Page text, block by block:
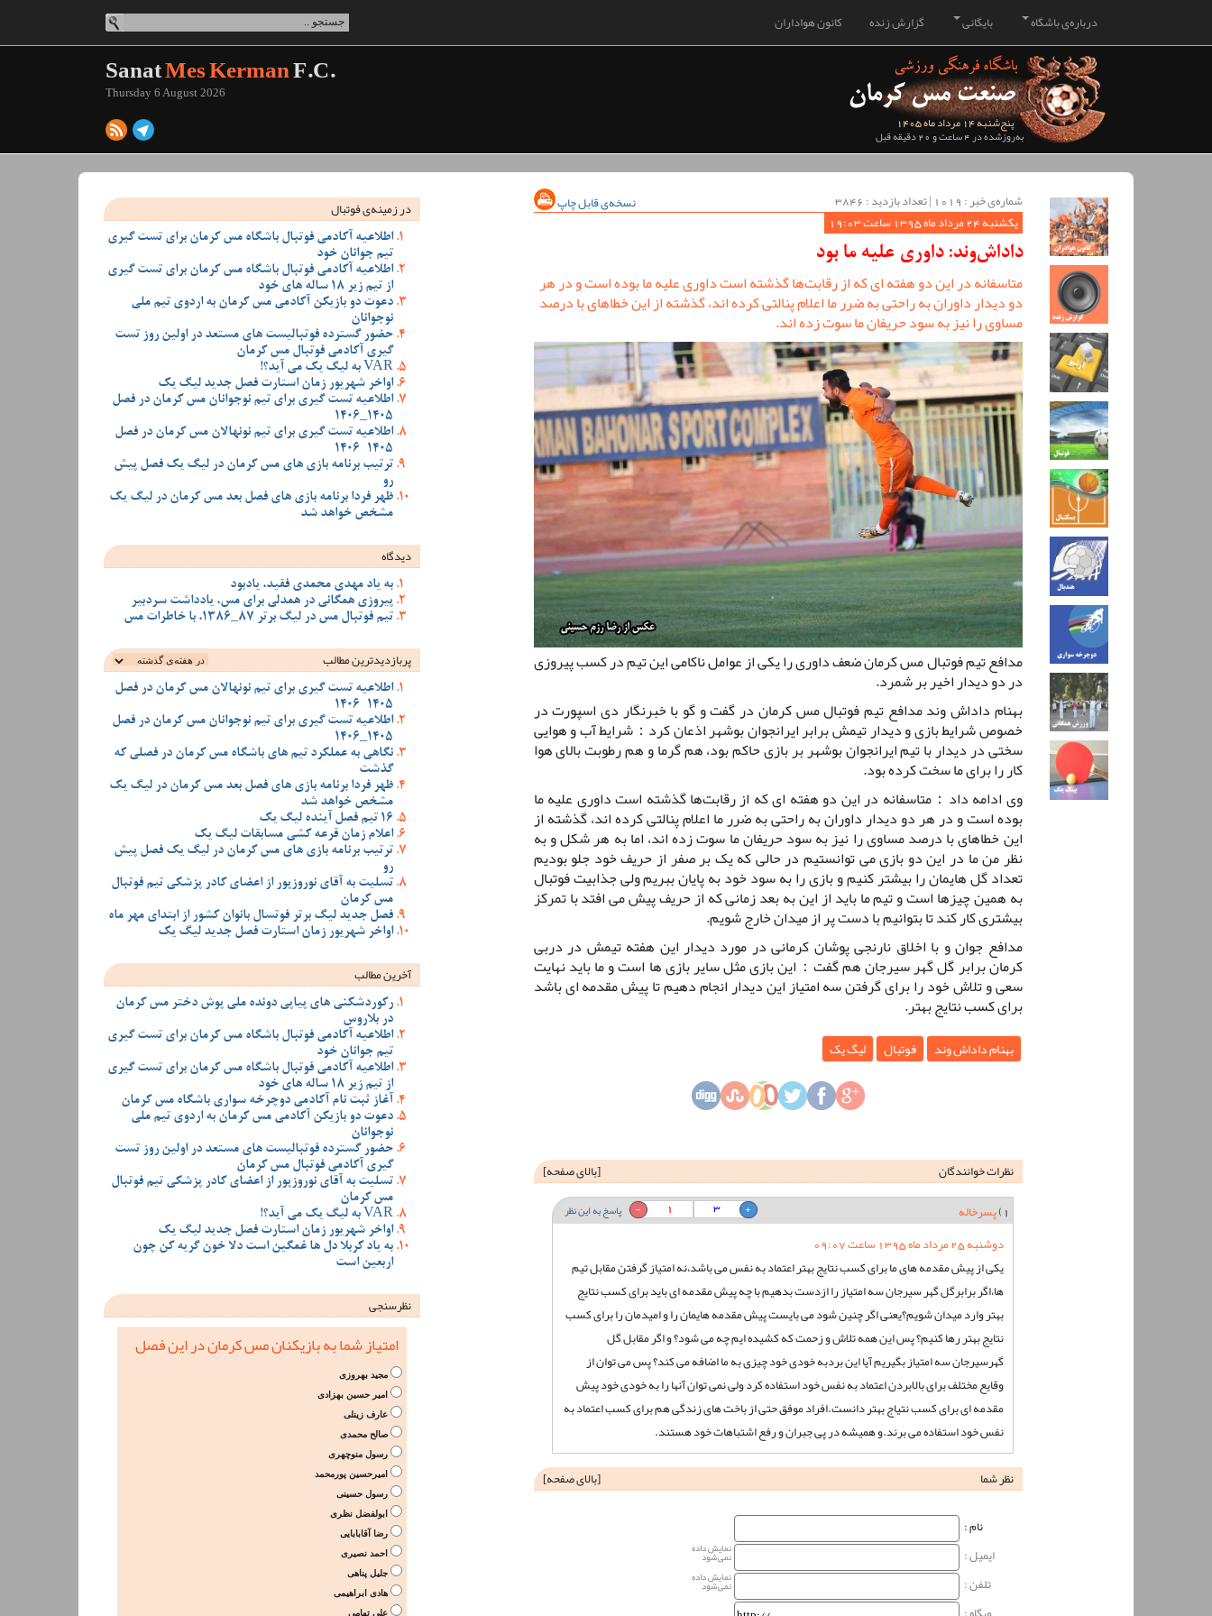
کانون هواداران گزارش زنده بایگانی درباره‌ی باشگاه
پنج‌شنبه 14 مرداد ماه 1405
به‌روزشده در 4 ساعت و 20 دقیقه قبل
SanatMes KermanF.C.
Thursday 6 August 2026
شماره‌ی خبر : ‌1019 | تعداد بازدید : 3846
نسخه‌ی قابل چاپ
یکشنبه 24 مرداد ماه 1395 ساعت 19:03
داداش‌وند: داوری علیه ما بود
متاسفانه در این دو هفته ای که از رقابت‌ها گذشته است داوری علیه ما بوده است و در هر
دو دیدار داوران به راحتی به ضرر ما اعلام پنالتی کرده اند، گذشته از این خطاهای با درصد
مساوی را نیز به سود حریفان ما سوت زده اند.
مدافع تیم فوتبال مس کرمان ضعف داوری را یکی از عوامل ناکامی این تیم در کسب پیروزی
در دو دیدار اخیر بر شمرد.
بهنام داداش وند مدافع تیم فوتبال مس کرمان در گفت و گو با خبرنگار دی اسپورت در
خصوص شرایط بازی و دیدار تیمش برابر ایرانجوان بوشهر اذعان کرد：شرایط آب و هوایی
سختی در دیدار با تیم ایرانجوان بوشهر بر بازی حاکم بود، هم گرما و هم رطوبت بالای هوا
کار را برای ما سخت کرده بود.
وی ادامه داد：متاسفانه در این دو هفته ای که از رقابت‌ها گذشته است داوری علیه ما
بوده است و در هر دو دیدار داوران به راحتی به ضرر ما اعلام پنالتی کرده اند، گذشته از
این خطاهای با درصد مساوی را نیز به سود حریفان ما سوت زده اند، اما به هر شکل و به
نظر من ما در این دو بازی می توانستیم در حالی که یک بر صفر از حریف خود جلو بودیم
تعداد گل هایمان را بیشتر کنیم و بازی را به سود خود به پایان ببریم ولی جذابیت فوتبال
به همین چیزها است و تیم ما باید از این به بعد زمانی که از حریف پیش می افتد با تمرکز
بیشتری کار کند تا بتوانیم با دست پر از میدان خارج شویم.
مدافع جوان و با اخلاق نارنجی پوشان کرمانی در مورد دیدار این هفته تیمش در دربی
کرمان برابر گل گهر سیرجان هم گفت：این بازی مثل سایر بازی ها است و ما باید نهایت
سعی و تلاش خود را برای گرفتن سه امتیاز این دیدار انجام دهیم تا پیش مقدمه ای باشد
برای کسب نتایج بهتر.
بهنام داداش وند فوتبال لیگ یک
نظرات خوانندگان [بالای صفحه]
1) پسرخاله پاسخ به این نظر 1
3
دوشنبه 25 مرداد ماه 1395 ساعت 09:07
یکی از پیش مقدمه های ما برای کسب نتایج بهتر اعتماد به نفس می باشد،نه امتیاز گرفتن مقابل تیم
ها،اگر برابرگل گهر سیرجان سه امتیاز را ازدست بدهیم با چه پیش مقدمه ای باید برای کسب نتایج
بهتر وارد میدان شویم؟یعنی اگر چنین شود می بایست پیش مقدمه هایمان را و امیدمان را برای کسب
نتایج بهتر رها کنیم؟ پس این همه تلاش و زحمت که کشیده ایم چه می شود؟ و اگر مقابل گل
گهرسیرجان سه امتیاز بگیریم آیا این بردبه خودی خود چیزی به ما اضافه می کند؟ پس می توان از
وقایع مختلف برای بالابردن اعتماد به نفس خود استفاده کرد ولی نمی توان آنها را به خودی خود پیش
مقدمه ای برای کسب نتیاج بهتر دانست.افراد موفق حتی از باخت های زندگی هم برای کسب اعتماد به
نفس خود استفاده می برند.و همیشه در پی جبران و رفع اشتباهات خود هستند.
نظر شما
[بالای صفحه]
نام‌ :
ایمیل :
نمایش داده
نمی‌شود
تلفن : نمایش داده
نمی‌شود
در زمینه‌ی فوتبال
اطلاعیه آکادمی فوتبال باشگاه مس کرمان برای تست گیری
تیم جوانان خود
اطلاعیه آکادمی فوتبال باشگاه مس کرمان برای تست گیری
از تیم زیر 18 ساله های خود
دعوت دو بازیکن آکادمی مس کرمان به اردوی تیم ملی
نوجوانان
حضور گسترده فوتبالیست های مستعد در اولین روز تست
گیری آکادمی فوتبال مس کرمان
VAR به لیگ یک می آید؟!
اواخر شهریور زمان استارت فصل جدید لیگ یک
اطلاعیه تست گیری برای تیم نوجوانان مس کرمان در فصل
1405_1406
اطلاعیه تست گیری برای تیم نونهالان مس کرمان در فصل
1405-1406
ترتیب برنامه بازی های مس کرمان در لیگ یک فصل پیش
رو
ظهر فردا برنامه بازی های فصل بعد مس کرمان در لیگ یک
مشخص خواهد شد
دیدگاه
به یاد مهدی محمدی فقید، یادبود
پیروزی همگانی در همدلی برای مس، یادداشت سردبیر
تیم فوتبال مس در لیگ برتر 87_1386، با خاطرات مس
پربازدیدترین‌ مطالب
اطلاعیه تست گیری برای تیم نونهالان مس کرمان در فصل
1405-1406
اطلاعیه تست گیری برای تیم نوجوانان مس کرمان در فصل
1405_1406
نگاهی به عملکرد تیم های باشگاه مس کرمان در فصلی که
گذشت
ظهر فردا برنامه بازی های فصل بعد مس کرمان در لیگ یک
مشخص خواهد شد
16 تیم فصل آینده لیگ یک
اعلام زمان قرعه کشی مسابقات لیگ یک
ترتیب برنامه بازی های مس کرمان در لیگ یک فصل پیش
رو
تسلیت به آقای نوروزپور از اعضای کادر پزشکی تیم فوتبال
مس کرمان
فصل جدید لیگ برتر فوتسال بانوان کشور از ابتدای مهر ماه
اواخر شهریور زمان استارت فصل جدید لیگ یک
آخرین مطالب
رکوردشکنی های پیاپی دونده ملی پوش دختر مس کرمان
در بلاروس
اطلاعیه آکادمی فوتبال باشگاه مس کرمان برای تست گیری
تیم جوانان خود
اطلاعیه آکادمی فوتبال باشگاه مس کرمان برای تست گیری
از تیم زیر 18 ساله های خود
آغاز ثبت نام آکادمی دوچرخه سواری باشگاه مس کرمان
دعوت دو بازیکن آکادمی مس کرمان به اردوی تیم ملی
نوجوانان
حضور گسترده فوتبالیست های مستعد در اولین روز تست
گیری آکادمی فوتبال مس کرمان
تسلیت به آقای نوروزپور از اعضای کادر پزشکی تیم فوتبال
مس کرمان
VAR به لیگ یک می آید؟!
اواخر شهریور زمان استارت فصل جدید لیگ یک
به یاد کربلا دل ها غمگین است دلا خون گریه کن چون
اربعین است
نظرسنجی
امتیاز شما به بازیکنان مس کرمان در این فصل
مجید بهروزی
امیر حسین بهزادی
عارف زینلی
صالح محمدی
رسول منوچهری
امیرحسین پورمحمد
رسول حسینی
ابولفضل نظری
رضا آقابابایی
احمد نصیری
جلیل پناهی
هادی ابراهیمی
علی تهامی